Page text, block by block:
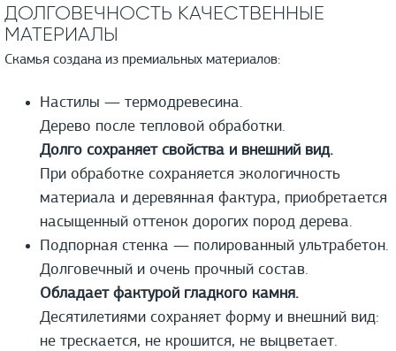
ДОЛГОВЕЧНОСТЬ КАЧЕСТВЕННЫЕ
МАТЕРИАЛЫ
Скамья создана из премиальных материалов:
Настилы — термодревесина.
Дерево после тепловой обработки.
Долго сохраняет свойства и внешний вид.
При обработке сохраняется экологичность
материала и деревянная фактура, приобретается
насыщенный оттенок дорогих пород дерева.
Подпорная стенка — полированный ультрабетон.
Долговечный и очень прочный состав.
Обладает фактурой гладкого камня.
Десятилетиями сохраняет форму и внешний вид:
не трескается, не крошится, не выцветает.